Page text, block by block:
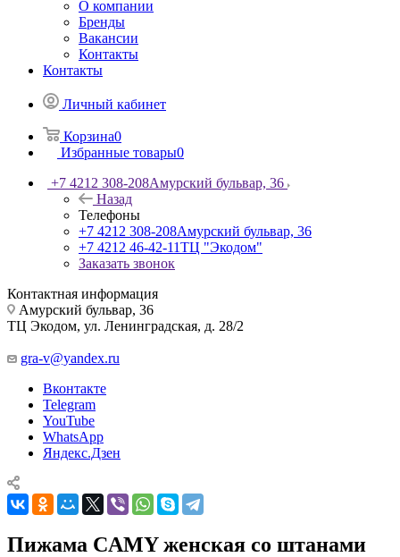
О компании
Бренды
Вакансии
Контакты
Контакты
Личный кабинет
Корзина0
Избранные товары0
+7 4212 308-208Амурский бульвар, 36
Назад
Телефоны
+7 4212 308-208Амурский бульвар, 36
+7 4212 46-42-11ТЦ "Экодом"
Заказать звонок
Контактная информация
Амурский бульвар, 36
ТЦ Экодом, ул. Ленинградская, д. 28/2
gra-v@yandex.ru
Вконтакте
Telegram
YouTube
WhatsApp
Яндекс.Дзен
Пижама CAMY женская со штанами